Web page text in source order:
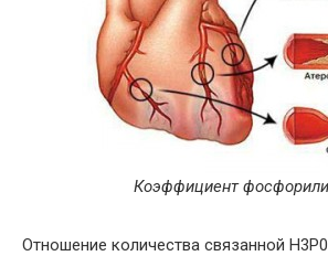
Коэффициент
Отношение количества связанной